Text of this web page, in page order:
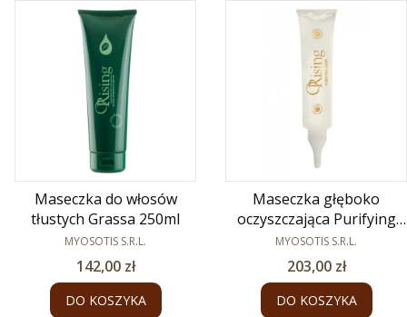
Maseczka do włosów
tłustych Grassa 250ml
PRODUCENT
MYOSOTIS S.R.L.
Cena
142,00 zł
DO KOSZYKA
Maseczka głęboko
oczyszczająca Purifying
125ml
PRODUCENT
MYOSOTIS S.R.L.
Cena
203,00 zł
DO KOSZYKA